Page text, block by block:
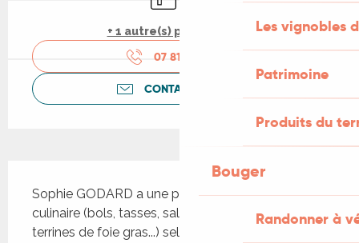
Les vignobles
Patrimoine
Produits du
Bouger
Randonner à
+ 1 autre(s) prestation(s)
07 81 47 53
CONTACTEZ-NOUS
Sophie GODARD a une production utilitaire et
culinaire (bols, tasses, saladiers, plats à tarte,
terrines de foie gras...) selon la technique de la